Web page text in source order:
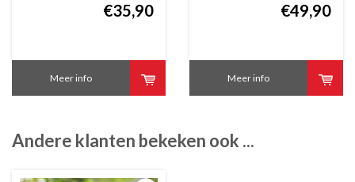
€35,90
Meer info
€49,90
Meer info
Andere klanten bekeken ook ...